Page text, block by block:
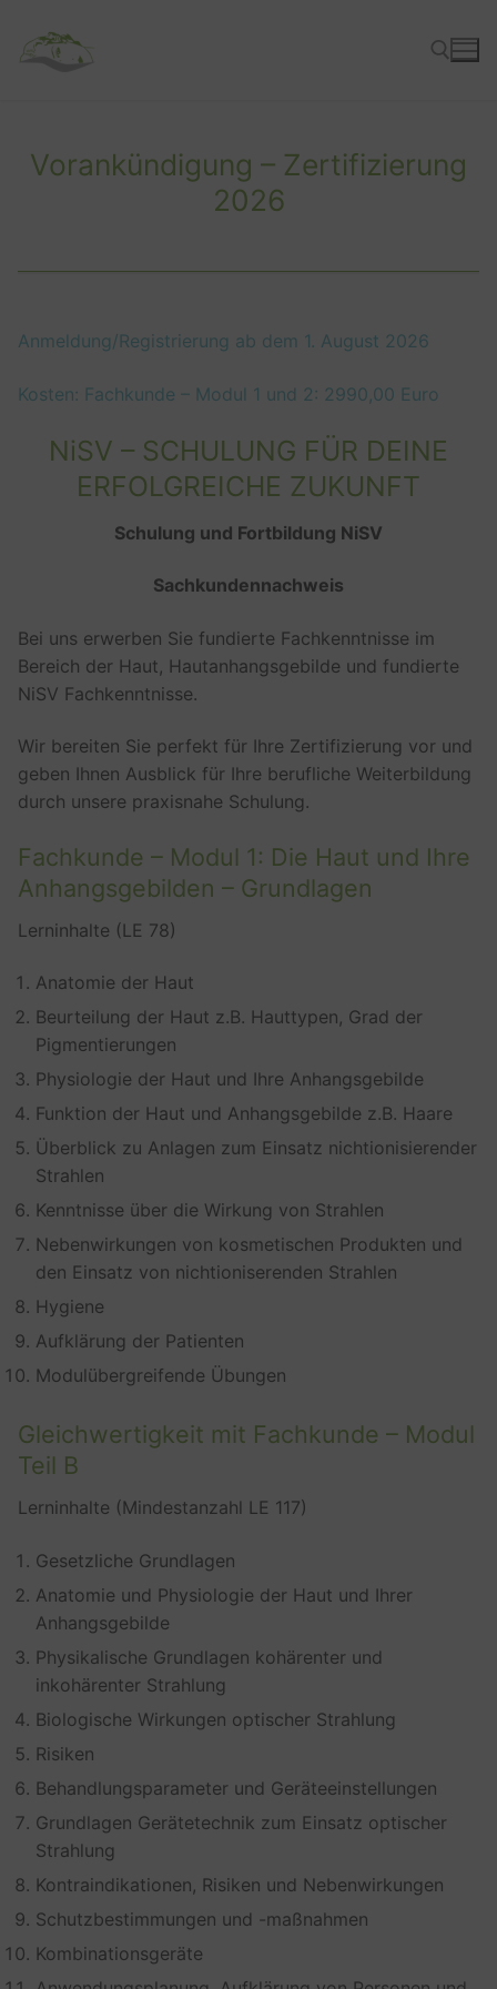
Inhalt
springen
Vorankündigung – Zertifizierung
2026
Anmeldung/Registrierung ab dem 1. August 2026
Kosten: Fachkunde – Modul 1 und 2: 2990,00 Euro
NiSV – SCHULUNG FÜR DEINE
ERFOLGREICHE ZUKUNFT
Schulung und Fortbildung NiSV
Sachkundennachweis
Bei uns erwerben Sie fundierte Fachkenntnisse im
Bereich der Haut, Hautanhangsgebilde und fundierte
NiSV Fachkenntnisse.
Wir bereiten Sie perfekt für Ihre Zertifizierung vor und
geben Ihnen Ausblick für Ihre berufliche Weiterbildung
durch unsere praxisnahe Schulung.
Fachkunde – Modul 1: Die Haut und Ihre
Anhangsgebilden – Grundlagen
Lerninhalte (LE 78)
Anatomie der Haut
Beurteilung der Haut z.B. Hauttypen, Grad der
Pigmentierungen
Physiologie der Haut und Ihre Anhangsgebilde
Funktion der Haut und Anhangsgebilde z.B. Haare
Überblick zu Anlagen zum Einsatz nichtionisierender
Strahlen
Kenntnisse über die Wirkung von Strahlen
Nebenwirkungen von kosmetischen Produkten und
den Einsatz von nichtioniserenden Strahlen
Hygiene
Aufklärung der Patienten
Modulübergreifende Übungen
Gleichwertigkeit mit Fachkunde – Modul
Teil B
Lerninhalte (Mindestanzahl LE 117)
Gesetzliche Grundlagen
Anatomie und Physiologie der Haut und Ihrer
Anhangsgebilde
Physikalische Grundlagen kohärenter und
inkohärenter Strahlung
Biologische Wirkungen optischer Strahlung
Risiken
Behandlungsparameter und Geräteeinstellungen
Grundlagen Gerätetechnik zum Einsatz optischer
Strahlung
Kontraindikationen, Risiken und Nebenwirkungen
Schutzbestimmungen und -maßnahmen
Kombinationsgeräte